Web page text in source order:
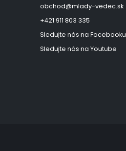
obchod@mlady-vedec.sk
+421 911 803 335
Sledujte nás na Facebooku
Sledujte nás na Youtube